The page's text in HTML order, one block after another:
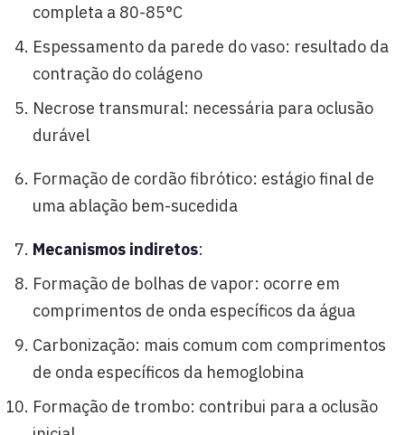
completa a 80-85°C
Espessamento da parede do vaso: resultado da
contração do colágeno
Necrose transmural: necessária para oclusão
durável
Formação de cordão fibrótico: estágio final de
uma ablação bem-sucedida
Mecanismos indiretos:
Formação de bolhas de vapor: ocorre em
comprimentos de onda específicos da água
Carbonização: mais comum com comprimentos
de onda específicos da hemoglobina
Formação de trombo: contribui para a oclusão